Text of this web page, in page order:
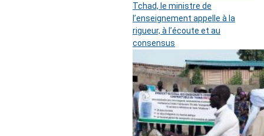
Tchad, le ministre de
l’enseignement appelle à la
rigueur, à l’écoute et au
consensus